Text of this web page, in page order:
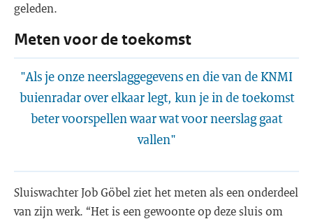
geleden.
Meten voor de toekomst
"Als je onze neerslaggegevens en die van de KNMI
buienradar over elkaar legt, kun je in de toekomst
beter voorspellen waar wat voor neerslag gaat
vallen"
Sluiswachter Job Göbel ziet het meten als een onderdeel
van zijn werk. “Het is een gewoonte op deze sluis om